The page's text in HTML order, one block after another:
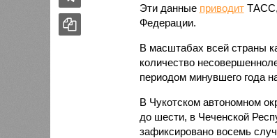
Эти данные приводитТАСС,
Федерации.
В масштабах всей страны
количество
периодом минувшего года
В Чукотском автономном
до шести, в Чеченской
зафиксировано восемь